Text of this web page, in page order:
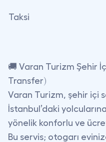
Taksi
🚚 Varan Turizm Şehir
Transfer)
Varan Turizm, şehir içi
İstanbul’daki
yönelik konforlu ve
Bu servis; otogarı